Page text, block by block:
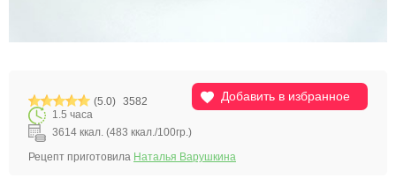
Добавить в избранное
(5.0) 3582
1.5 часа
3614 ккал. (483 ккал./100гр.)
Рецепт приготовила Наталья Варушкина